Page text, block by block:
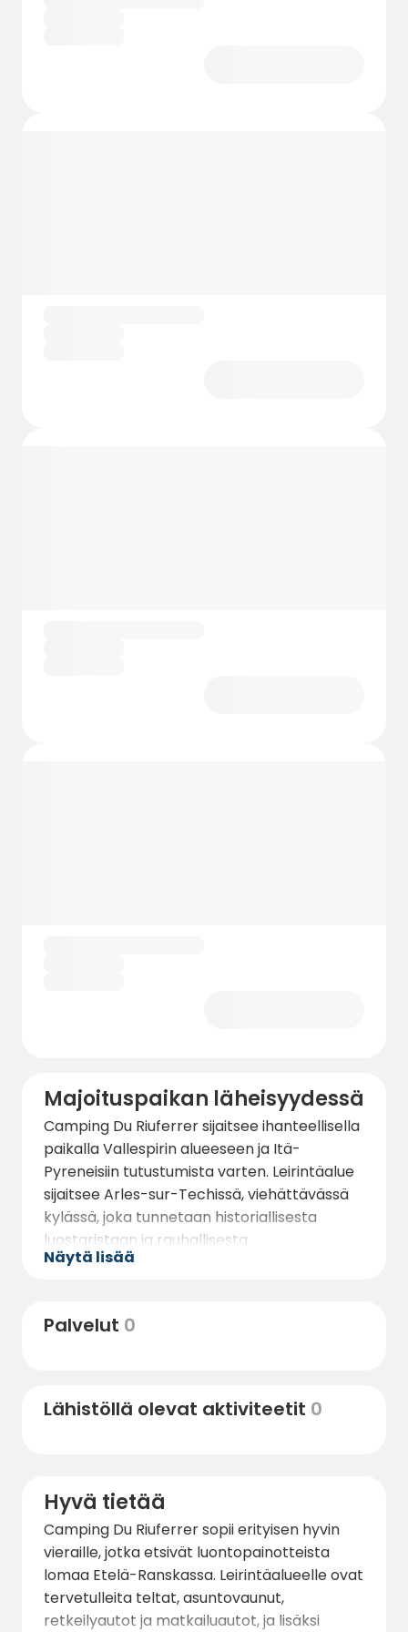
Majoituspaikan läheisyydessä
Camping Du Riuferrer sijaitsee ihanteellisella
paikalla Vallespirin alueeseen ja Itä-
Pyreneisiin tutustumista varten. Leirintäalue
sijaitsee Arles-sur-Techissä, viehättävässä
kylässä, joka tunnetaan historiallisesta
luostaristaan ja rauhallisesta
vuoristoympäristöstään. Vain noin 10
hyvinvointipalveluistaan, ravintoloistaan,
rentoutumiseen ja kylpylähoitoihin.
Pyreneiden halki kulkevista pitkän matkan
vaellusreiteistä. Ympäröivät vuoret ja
metsät tarjoavat erinomaiset
mahdollisuudet kävelyyn, pyöräilyyn ja
näköalapaikkojen löytämiseen.
Leirintäalueelta vuokrattavat sähköpyörät
Näytä lisää
Palvelut 0
Lähistöllä olevat aktiviteetit 0
Hyvä tietää
Camping Du Riuferrer sopii erityisen hyvin
vieraille, jotka etsivät luontopainotteista
lomaa Etelä-Ranskassa. Leirintäalueelle ovat
tervetulleita teltat, asuntovaunut,
retkeilyautot ja matkailuautot, ja lisäksi